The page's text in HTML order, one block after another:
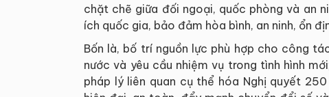
chặt chẽ giữa đối ngoại, quốc phòng và an
ích quốc gia, bảo đảm hòa bình, an ninh, ổn
Bốn là, bố trí nguồn lực phù hợp cho công
nước và yêu cầu nhiệm vụ trong tình hình
pháp lý liên quan cụ thể hóa Nghị quyết